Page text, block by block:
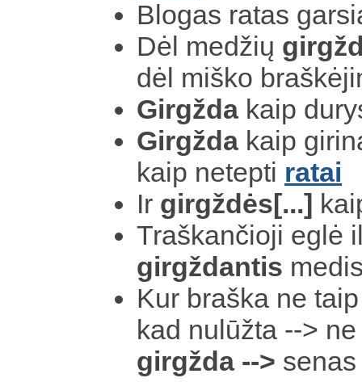
Blogas ratas
Dėl medžių
dėl miško
Girgždakaip
Girgždakaip
kaip netepti ratai
Ir girgždės[...]
Traškančioji eglė
girgždantis
Kur braška ne
kad nulūžta -->
girgžda -->